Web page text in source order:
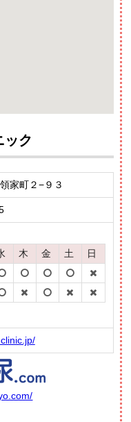
ック
家町２−９３
木 金 土
日